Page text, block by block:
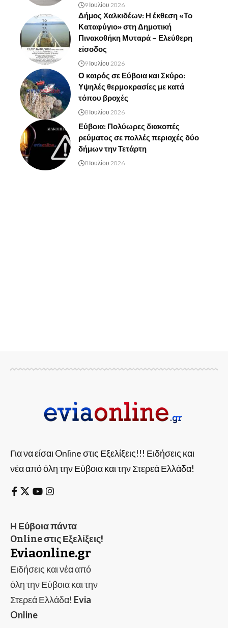
9 Ιουλίου 2026
Δήμος Χαλκιδέων: Η έκθεση «Το
Καταφύγιο» στη Δημοτική
Πινακοθήκη Μυταρά – Ελεύθερη
είσοδος
9 Ιουλίου 2026
Ο καιρός σε Εύβοια και Σκύρο:
Υψηλές θερμοκρασίες με κατά
τόπου βροχές
8 Ιουλίου 2026
Εύβοια: Πολύωρες διακοπές
ρεύματος σε πολλές περιοχές δύο
δήμων την Τετάρτη
8 Ιουλίου 2026
Για να είσαι Online στις Εξελίξεις!!! Ειδήσεις και
νέα από όλη την Εύβοια και την Στερεά Ελλάδα!
Η Εύβοια πάντα
Online στις Εξελίξεις!
Eviaonline.gr
Ειδήσεις και νέα από
όλη την Εύβοια και την
Στερεά Ελλάδα! Evia
Online